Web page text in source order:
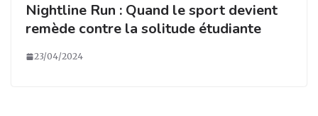
Nightline Run : Quand le sport devient
remède contre la solitude étudiante
23/04/2024